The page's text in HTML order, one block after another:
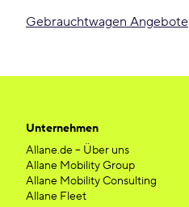
Gebrauchtwagen Angebote
Unternehmen
Allane.de – Über uns
Allane Mobility Group
Allane Mobility Consulting
Allane Fleet